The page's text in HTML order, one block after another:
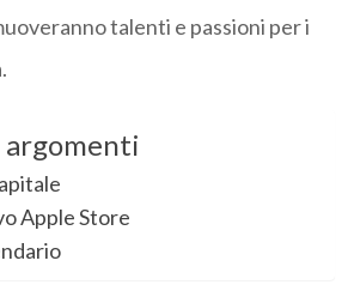
talenti e passioni per i
Apple Store